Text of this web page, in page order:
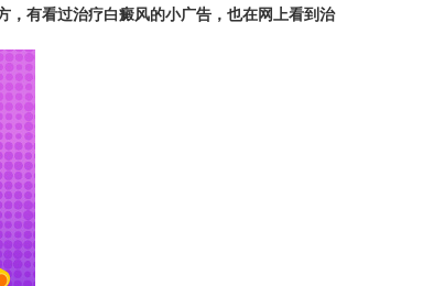
，有看过治疗白癜风的小广告，也在网上看到治